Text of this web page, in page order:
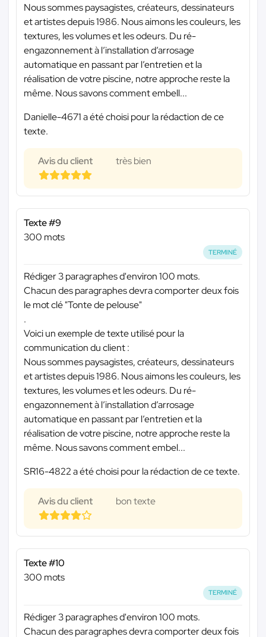
Nous sommes paysagistes, créateurs, dessinateurs
et artistes depuis 1986. Nous aimons les couleurs, les
textures, les volumes et les odeurs. Du ré-
engazonnement à l’installation d’arrosage
automatique en passant par l’entretien et la
réalisation de votre piscine, notre approche reste la
même. Nous savons comment embell...
Danielle-4671 a été choisi pour la rédaction de ce
texte.
Avis du client très bien
Texte #9
300 mots
TERMINÉ
Rédiger 3 paragraphes d'environ 100 mots.
Chacun des paragraphes devra comporter deux fois
le mot clé "Tonte de pelouse"
.
Voici un exemple de texte utilisé pour la
communication du client :
Nous sommes paysagistes, créateurs, dessinateurs
et artistes depuis 1986. Nous aimons les couleurs, les
textures, les volumes et les odeurs. Du ré-
engazonnement à l’installation d’arrosage
automatique en passant par l’entretien et la
réalisation de votre piscine, notre approche reste la
même. Nous savons comment embel...
SR16-4822 a été choisi pour la rédaction de ce texte.
Avis du client bon texte
Texte #10
300 mots
TERMINÉ
Rédiger 3 paragraphes d'environ 100 mots.
Chacun des paragraphes devra comporter deux fois